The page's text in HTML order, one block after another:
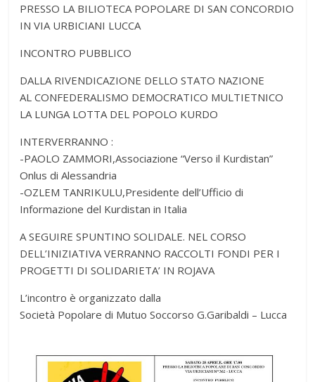
PRESSO LA BILIOTECA POPOLARE DI SAN CONCORDIO
IN VIA URBICIANI LUCCA
INCONTRO PUBBLICO
DALLA RIVENDICAZIONE DELLO STATO NAZIONE
AL CONFEDERALISMO DEMOCRATICO MULTIETNICO
LA LUNGA LOTTA DEL POPOLO KURDO
INTERVERRANNO :
-PAOLO ZAMMORI,Associazione “Verso il Kurdistan”
Onlus di Alessandria
-OZLEM TANRIKULU,Presidente dell’Ufficio di
Informazione del Kurdistan in Italia
A SEGUIRE SPUNTINO SOLIDALE. NEL CORSO
DELL’INIZIATIVA VERRANNO RACCOLTI FONDI PER I
PROGETTI DI SOLIDARIETA’ IN ROJAVA
L’incontro è organizzato dalla
Società Popolare di Mutuo Soccorso G.Garibaldi – Lucca